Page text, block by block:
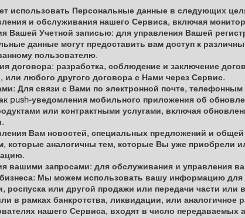
использовать Персональные данные в следующих
и обслуживания нашего Сервиса, включая
Вашей Учетной записью: для управления Вашей
данные могут предоставить вам доступ к
пользователю.
договора: разработка, соблюдение и заключение
или любого другого договора с Нами через Сервис.
Для связи с Вами по электронной почте,
push-уведомления мобильного приложения об
или контрактными услугами, включая
Вам новостей, специальных предложений и
которые аналогичны тем, которые Вы уже приобрели
вашими запросами: для обслуживания и управления
Мы можем использовать вашу информацию для
роспуска или другой продажи или передачи части
в рамках банкротства, ликвидации, или
нашего Сервиса, входят в число передаваемых